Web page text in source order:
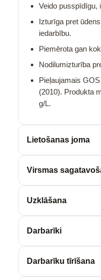
Veido pusspīdīgu,
Izturīga pret
iedarbību.
Piemērota gan
Nodilumizturība
Pieļaujamais
(2010). Produkta
g/L.
Lietošanas joma
Virsmas
Uzklāšana
Darbarīki
Darbarīku tīrīšana